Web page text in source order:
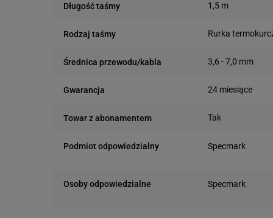
Długość taśmy 1,5 m
Rodzaj taśmy Rurka
Średnica przewodu/kabla 3,6 - 7,0 mm
Gwarancja 24 miesiące
Towar z abonamentem Tak
Podmiot odpowiedzialny
Specmark
telefon:
Osoby odpowiedzialne
Specmark